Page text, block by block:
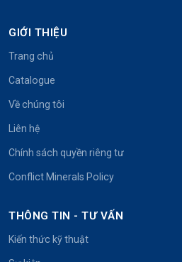
GIỚI THIỆU
Trang chủ
Catalogue
Về chúng tôi
Liên hệ
Chính sách quyền riêng tư
Conflict Minerals Policy
THÔNG TIN - TƯ VẤN
Kiến thức kỹ thuật